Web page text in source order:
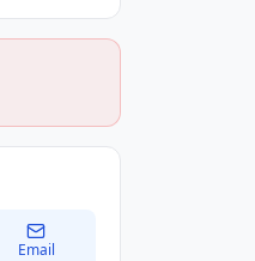
Email